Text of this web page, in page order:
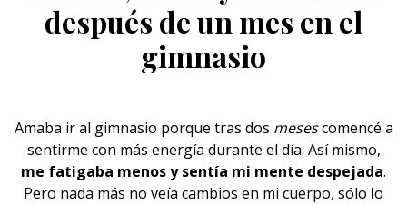
después de un mes en el
gimnasio
Amaba ir al gimnasio porque tras dos mesescomencé a
sentirme con más energía durante el día. Así mismo,
me fatigaba menos y sentía mi mente despejada.
Pero nada más no veía cambios en mi cuerpo, sólo lo